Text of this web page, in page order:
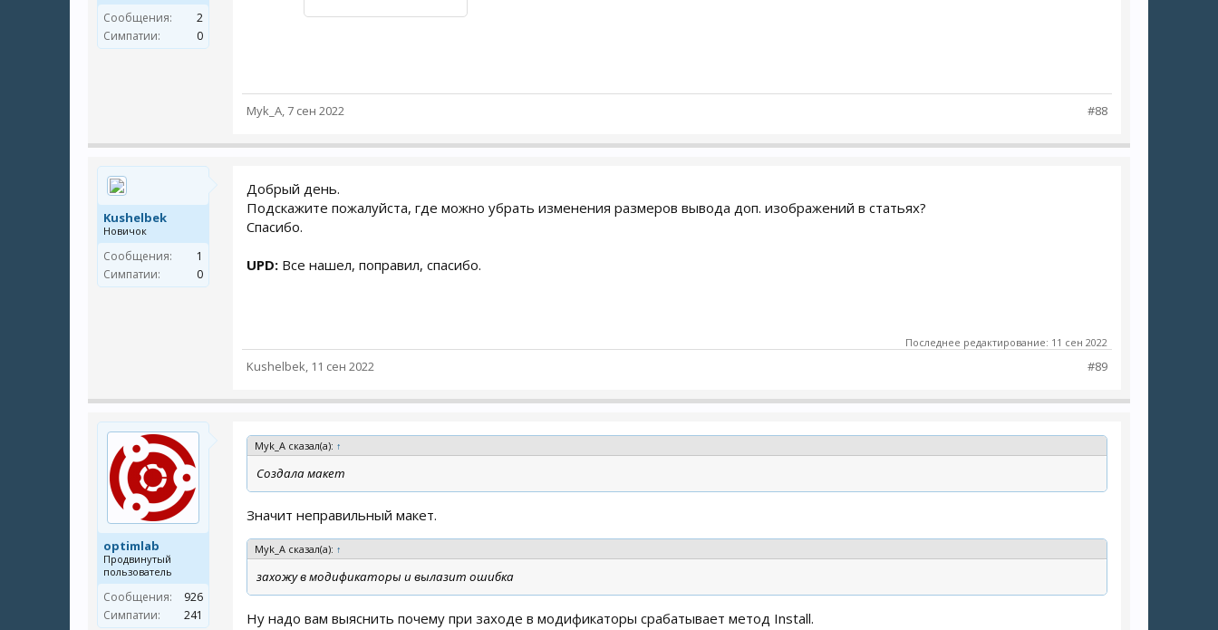
Сообщения:
2
Симпатии:
0
Myk_A,7 сен 2022 #88
Kushelbek
Новичок
Сообщения:
1
Симпатии:
0
Добрый день.
Подскажите пожалуйста, где можно убрать изменения размеров вывода доп. изображений в статьях?
Спасибо.
UPD: Все нашел, поправил, спасибо.
Последнее редактирование: 11 сен 2022
Kushelbek, 11 сен 2022 #89
optimlab
Продвинутый
пользователь
Сообщения:
926
Симпатии:
241
Myk_A сказал(а): ↑
Создала макет
Значит неправильный макет.
Myk_A сказал(а): ↑
захожу в модификаторы и вылазит ошибка
Ну надо вам выяснить почему при заходе в модификаторы срабатывает метод Install.